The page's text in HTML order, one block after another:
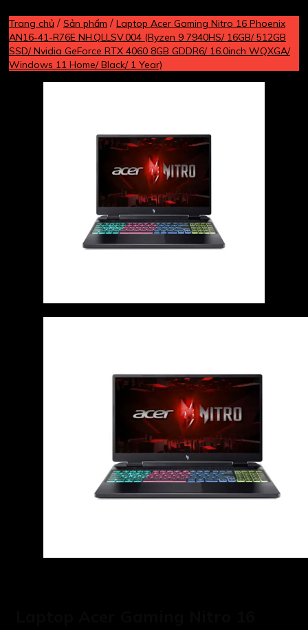
Trang chủ / Sản phẩm / Laptop Acer Gaming Nitro 16 Phoenix
AN16-41-R76E NH.QLLSV.004 (Ryzen 9 7940HS/ 16GB/ 512GB
SSD/ Nvidia GeForce RTX 4060 8GB GDDR6/ 16.0inch WQXGA/
Windows 11 Home/ Black/ 1 Year)